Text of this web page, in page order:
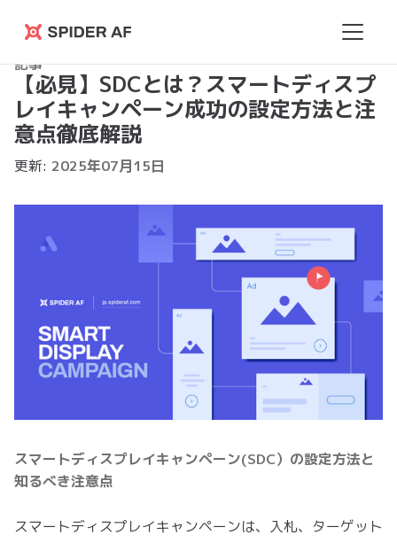
Spider
AF
記事
【必見】SDCとは？スマートディスプ
レイキャンペーン成功の設定方法と注
意点徹底解説
更新: 2025年07月15日
スマートディスプレイキャンペーン(SDC）の設定方法と
知るべき注意点
スマートディスプレイキャンペーンは、入札、ターゲット